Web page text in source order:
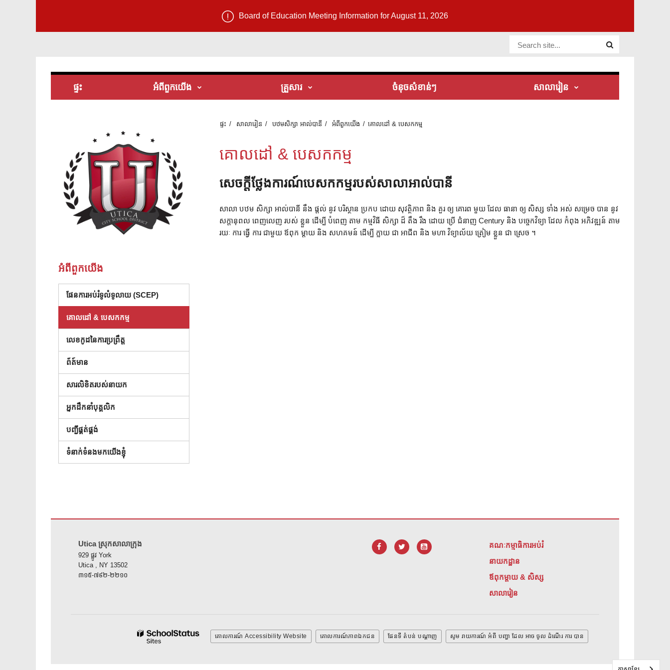
Board of Education Meeting Information for August 11, 2026
Website Site
ផ្ទះ អំពី​ពួក​យើង គ្រួសារ ចំនុចសំខាន់ៗ សាលារៀន
ផ្ទះ សាលារៀន បឋមសិក្សា អាល់បានី អំពី​ពួក​យើង គោលដៅ & បេសកកម្ម
គោលដៅ & បេសកកម្ម
សេចក្តីថ្លែងការណ៍បេសកកម្មរបស់សាលាអាល់បានី
សាលា បឋម សិក្សា អាល់បានី នឹង ផ្តល់ នូវ បរិស្ថាន ប្រកប ដោយ សុវត្ថិភាព និង គួរ ឲ្យ គោរព មួយ ដែល ធានា ឲ្យ សិស្ស ទាំង អស់ សម្រេច បាន នូវ
សក្តានុពល ពេញលេញ របស់ ខ្លួន ដើម្បី បំពេញ តាម កម្មវិធី សិក្សា ដ៏ តឹង រឹង ដោយ ប្រើ ជំនាញ Century និង បច្ចេកវិទ្យា ដែល កំពុង អភិវឌ្ឍន៍ តាម
រយៈ ការ ធ្វើ ការ ជាមួយ ឪពុក ម្ដាយ និង សហគមន៍ ដើម្បី ក្លាយ ជា អាជីព និង មហា វិទ្យាល័យ ត្រៀម ខ្លួន ជា ស្រេច ។
អំពី​ពួក​យើង
ផែនការអប់រំទូលំទូលាយ (SCEP)
គោលដៅ & បេសកកម្ម
លេខកូដនៃការប្រព្រឹត្ដ
ព័ត៍មាន
សារលិខិតរបស់នាយក
អ្នកដឹកនាំបុគ្គលិក
បញ្ជីផ្គត់ផ្គង់
ទំនាក់ទំនងមកយើងខ្ញុំ
Utica ស្រុកសាលាក្រុង
929 ផ្លូវ York
Utica , NY 13502
៣១៥-៧៩២-២២១០
គណៈកម្មាធិការអប់រំ
នាយកដ្ឋាន
ឪពុកម្តាយ & សិស្ស
សាលារៀន
គោលការណ៍ Accessibility Website គោលការណ៍ភាពឯកជន ផែនទី តំបន់ បណ្ដាញ សូម រាយការណ៍ អំពី បញ្ហា ដែល អាច ចូល ដំណើរ ការ បាន